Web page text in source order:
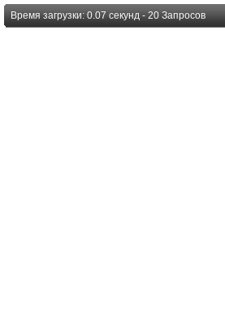
Время загрузки: 0.07 секунд - 20 Запросов